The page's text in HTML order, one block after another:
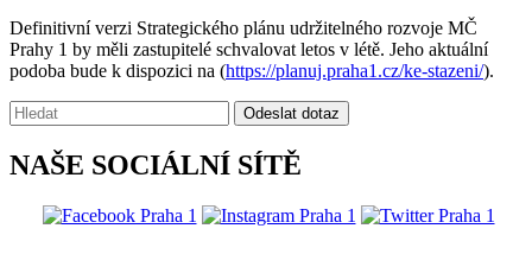
Definitivní verzi Strategického plánu udržitelného rozvoje MČ
Prahy 1 by měli zastupitelé schvalovat letos v létě. Jeho aktuální
podoba bude k dispozici na (https://planuj.praha1.cz/ke-stazeni/).
Vyhledávání:
Odeslat dotaz
NAŠE SOCIÁLNÍ SÍTĚ